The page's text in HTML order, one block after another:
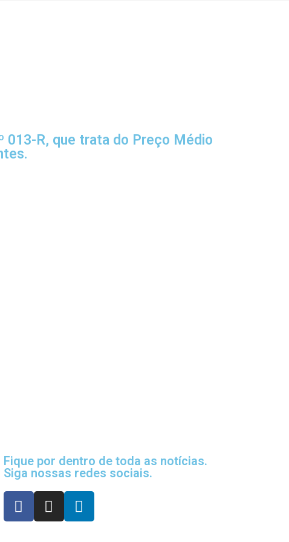
013-R, que trata do Preço Médio
Fique por dentro de toda as notícias.
Siga nossas redes sociais.